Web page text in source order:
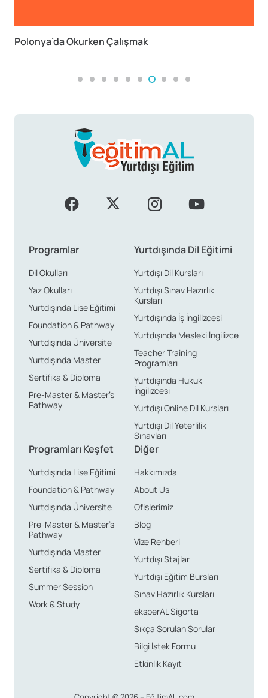
Polonya’da Okurken Çalışmak
Programlar
Dil Okulları
Yaz Okulları
Yurtdışında Lise Eğitimi
Foundation & Pathway
Yurtdışında Üniversite
Yurtdışında Master
Sertifika & Diploma
Pre-Master & Master’s
Pathway
Yurtdışında Dil Eğitimi
Yurtdışı Dil Kursları
Yurtdışı Sınav Hazırlık
Kursları
Yurtdışında İş İngilizcesi
Yurtdışında Mesleki İngilizce
Teacher Training
Programları
Yurtdışında Hukuk
İngilizcesi
Yurtdışı Online Dil Kursları
Yurtdışı Dil Yeterlilik
Sınavları
Programları Keşfet
Yurtdışında Lise Eğitimi
Foundation & Pathway
Yurtdışında Üniversite
Pre-Master & Master’s
Pathway
Yurtdışında Master
Sertifika & Diploma
Summer Session
Work & Study
Diğer
Hakkımızda
About Us
Ofislerimiz
Blog
Vize Rehberi
Yurtdışı Stajlar
Yurtdışı Eğitim Bursları
Sınav Hazırlık Kursları
eksperAL Sigorta
Sıkça Sorulan Sorular
Bilgi İstek Formu
Etkinlik Kayıt